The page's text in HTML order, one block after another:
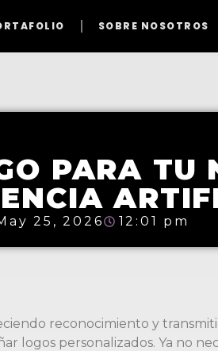
SOBRE NOSOTROS
PARA TU
25, 2026 12:01 pm
reconocimiento y
logos personalizados. Ya no